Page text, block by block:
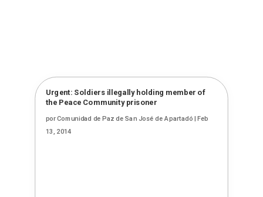
Urgent: Soldiers illegally holding member of
the Peace Community prisoner
porComunidad de Paz de San José de Apartadó|Feb
13, 2014